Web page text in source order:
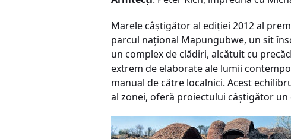
Marele câştigător al ediţiei 2012 al
parcul naţional Mapungubwe, un sit
un complex de clădiri, alcătuit cu
extrem de elaborate ale lumii
manual de către localnici. Acest
al zonei, oferă proiectului câştigător